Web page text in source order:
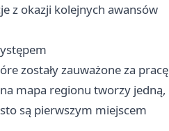
z okazji kolejnych awansów
zostały zauważone za pracę
mapa regionu tworzy jedną,
są pierwszym miejscem